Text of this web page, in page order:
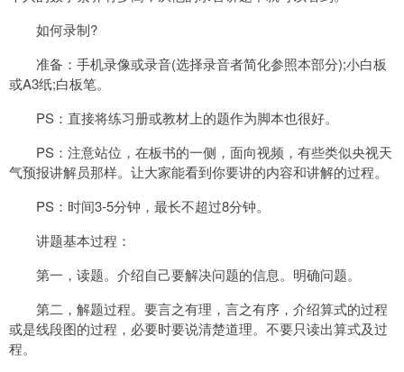
如何录制?
准备：手机录像或录音(选择录音者简化参照本部分);小白板
或A3纸;白板笔。
PS：直接将练习册或教材上的题作为脚本也很好。
PS：注意站位，在板书的一侧，面向视频，有些类似央视天
气预报讲解员那样。让大家能看到你要讲的内容和讲解的过程。
PS：时间3-5分钟，最长不超过8分钟。
讲题基本过程：
第一，读题。介绍自己要解决问题的信息。明确问题。
第二，解题过程。要言之有理，言之有序，介绍算式的过程
或是线段图的过程，必要时要说清楚道理。不要只读出算式及过
程。